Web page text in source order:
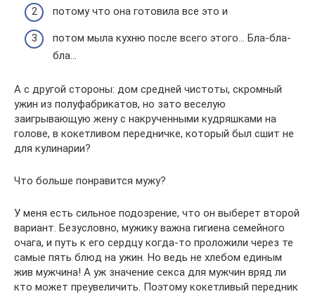
потому что она готовила все это и
потом мыла кухню после всего этого… Бла-бла-
бла…
А с другой стороны: дом средней чистоты, скромный
ужин из полуфабрикатов, но зато веселую
заигрывающую жену с накрученными кудряшками на
голове, в кокетливом передничке, который был сшит не
для кулинарии?
Что больше понравится мужу?
У меня есть сильное подозрение, что он выберет второй
вариант. Безусловно, мужику важна гигиена семейного
очага, и путь к его сердцу когда-то проложили через те
самые пять блюд на ужин. Но ведь не хлебом единым
жив мужчина! А уж значение секса для мужчин вряд ли
кто может преувеличить. Поэтому кокетливый передник